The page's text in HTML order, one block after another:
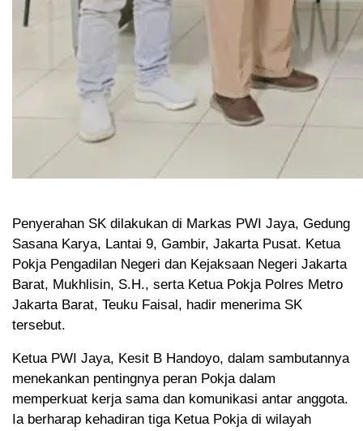
Penyerahan SK dilakukan di Markas PWI Jaya, Gedung
Sasana Karya, Lantai 9, Gambir, Jakarta Pusat. Ketua
Pokja Pengadilan Negeri dan Kejaksaan Negeri Jakarta
Barat, Mukhlisin, S.H., serta Ketua Pokja Polres Metro
Jakarta Barat, Teuku Faisal, hadir menerima SK
tersebut.
Ketua PWI Jaya, Kesit B Handoyo, dalam sambutannya
menekankan pentingnya peran Pokja dalam
memperkuat kerja sama dan komunikasi antar anggota.
Ia berharap kehadiran tiga Ketua Pokja di wilayah